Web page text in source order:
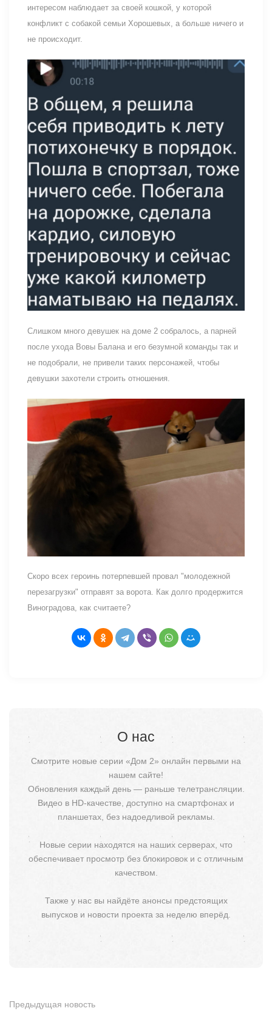
интересом наблюдает за своей кошкой, у которой
конфликт с собакой семьи Хорошевых, а больше ничего и
не происходит.
Слишком много девушек на доме 2 собралось, а парней
после ухода Вовы Балана и его безумной команды так и
не подобрали, не привели таких персонажей, чтобы
девушки захотели строить отношения.
Скоро всех героинь потерпевшей провал "молодежной
перезагрузки" отправят за ворота. Как долго продержится
Виноградова, как считаете?
О нас
Смотрите новые серии «Дом 2» онлайн первыми на
нашем сайте!
Обновления каждый день — раньше телетрансляции.
Видео в HD-качестве, доступно на смартфонах и
планшетах, без надоедливой рекламы.
Новые серии находятся на наших серверах, что
обеспечивает просмотр без блокировок и с отличным
качеством.
Также у нас вы найдёте анонсы предстоящих
выпусков и новости проекта за неделю вперёд.
Предыдущая новость